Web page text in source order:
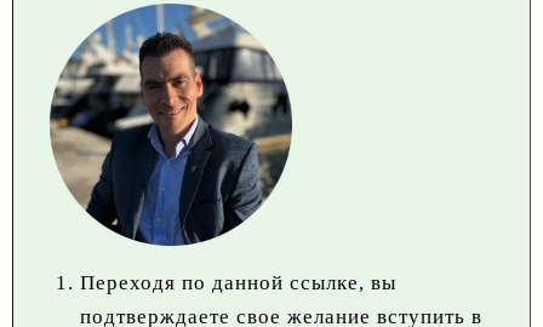
Переходя по данной ссылке, вы
подтверждаете свое желание вступить в